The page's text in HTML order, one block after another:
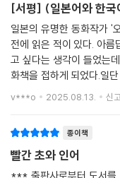
공은 역시 아이들과 어울
머지않아 모두로부터 잊
었습니다.
--- p.43
--- p.55
[서평] (일본어와 한국
일본의 유명한 동화작가 '
전에 읽은 적이 있다. 아름
고 싶다는 생각이 들었는
화책을 접하게 되었다.일
도로 작은 크기라서 작은
v***o 2025.08.13. 신고
종이책
빨간 초와 인어